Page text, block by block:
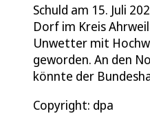
Schuld am 15. Juli
Dorf im Kreis
Unwetter mit
geworden. An den
könnte der
Copyright: dpa